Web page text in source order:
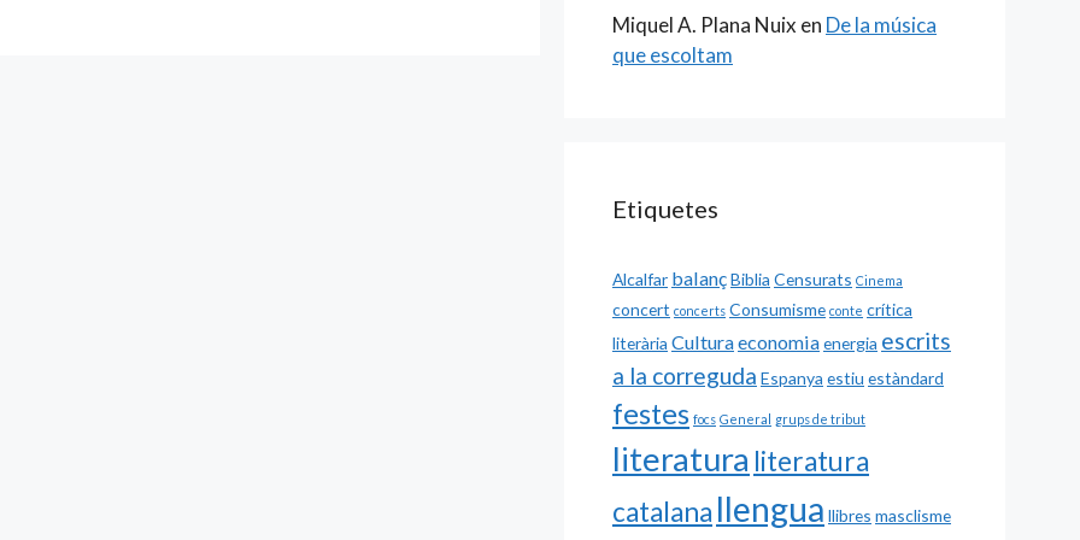
Miquel A. Plana Nuix en De la música
que escoltam
Etiquetes
Alcalfar balançBiblia Censurats Cinema
concert concerts Consumisme conte crítica
literària Culturaeconomiaenergia escrits
a la correguda Espanya estiu estàndard
festes focs General grups de tribut
literatura literatura
catalana llengua llibres masclisme